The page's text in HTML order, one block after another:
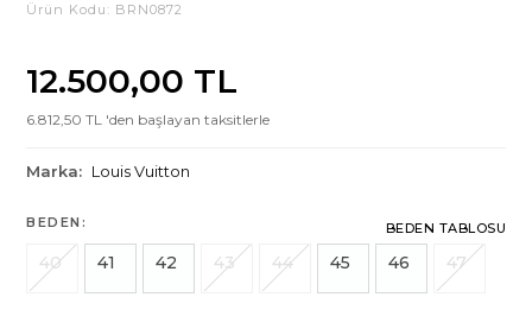
Ürün Kodu: BRN0872
12.500,00 TL
6.812,50 TL 'den başlayan taksitlerle
Marka: Louis Vuitton
BEDEN: BEDEN TABLOSU
40 41 42 43 44 45 46 47